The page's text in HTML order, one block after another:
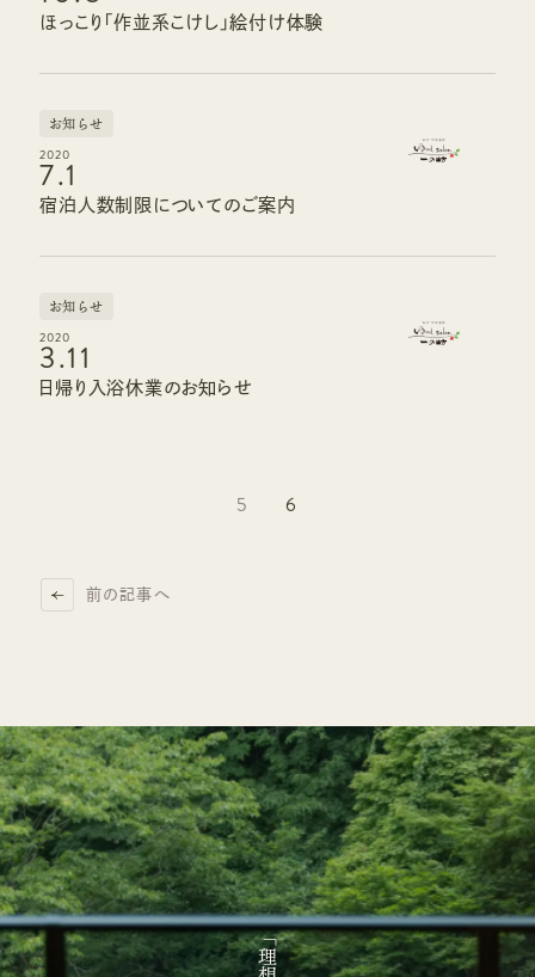
ほっこり「作並系こけし」絵付け体験
お知らせ
2020
7.1
宿泊人数制限についてのご案内
お知らせ
2020
3.11
日帰り入浴休業のお知らせ
前の記事へ
5 6